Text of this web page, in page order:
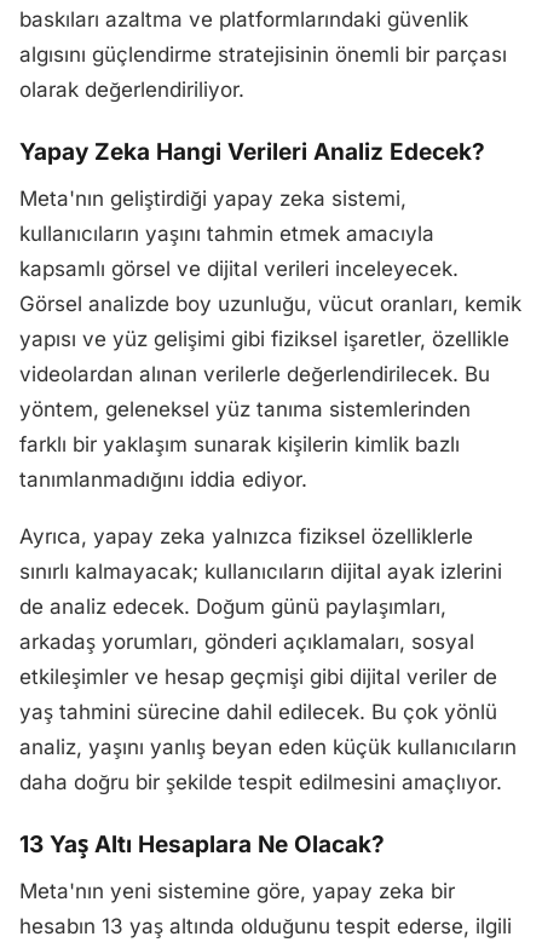
baskıları azaltma ve platformlarındaki güvenlik
algısını güçlendirme stratejisinin önemli bir parçası
olarak değerlendiriliyor.
Yapay Zeka Hangi Verileri Analiz Edecek?
Meta'nın geliştirdiği yapay zeka sistemi,
kullanıcıların yaşını tahmin etmek amacıyla
kapsamlı görsel ve dijital verileri inceleyecek.
Görsel analizde boy uzunluğu, vücut oranları, kemik
yapısı ve yüz gelişimi gibi fiziksel işaretler, özellikle
videolardan alınan verilerle değerlendirilecek. Bu
yöntem, geleneksel yüz tanıma sistemlerinden
farklı bir yaklaşım sunarak kişilerin kimlik bazlı
tanımlanmadığını iddia ediyor.
Ayrıca, yapay zeka yalnızca fiziksel özelliklerle
sınırlı kalmayacak; kullanıcıların dijital ayak izlerini
de analiz edecek. Doğum günü paylaşımları,
arkadaş yorumları, gönderi açıklamaları, sosyal
etkileşimler ve hesap geçmişi gibi dijital veriler de
yaş tahmini sürecine dahil edilecek. Bu çok yönlü
analiz, yaşını yanlış beyan eden küçük kullanıcıların
daha doğru bir şekilde tespit edilmesini amaçlıyor.
13 Yaş Altı Hesaplara Ne Olacak?
Meta'nın yeni sistemine göre, yapay zeka bir
hesabın 13 yaş altında olduğunu tespit ederse, ilgili